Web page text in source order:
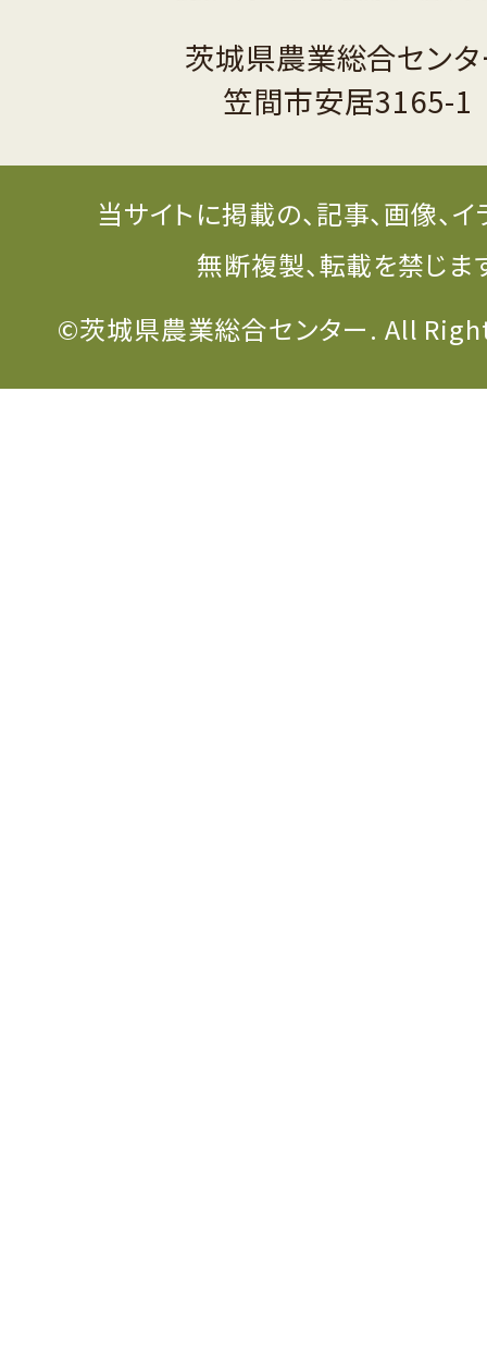
茨城県農業総合セン
笠間市安居3165-1
当サイトに掲載の、記事、画像、
無断複製、転載を禁じま
©茨城県農業総合センター. All